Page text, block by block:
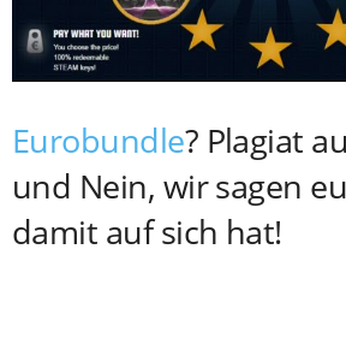
Eurobundle? Plagiat
und Nein, wir sagen
damit auf sich hat!